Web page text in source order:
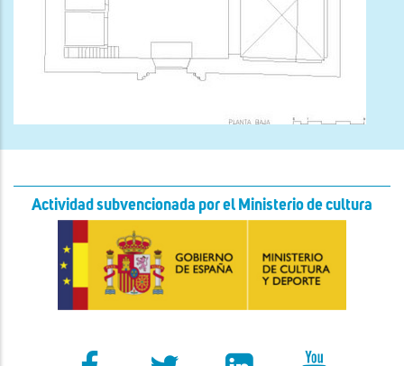
Actividad subvencionada por el Ministerio de cultura